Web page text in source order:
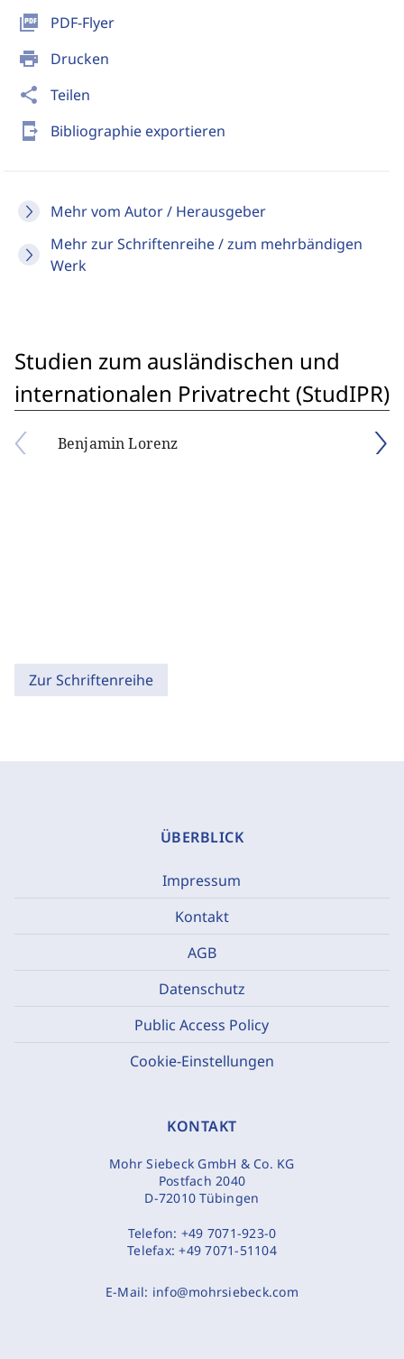
picture_as_pdf PDF-Flyer
print Drucken
share Teilen
send_to_mobile Bibliographie exportieren
Mehr vom Autor / Herausgeber
Mehr zur Schriftenreihe / zum mehrbändigen
Werk
Studien zum ausländischen und
internationalen Privatrecht (StudIPR)
Benjamin Lorenz
Zur Schriftenreihe
ÜBERBLICK
Impressum
Kontakt
AGB
Datenschutz
Public Access Policy
Cookie-Einstellungen
KONTAKT
Mohr Siebeck GmbH & Co. KG
Postfach 2040
D-72010 Tübingen
Telefon: +49 7071-923-0
Telefax:+49 7071-51104
E-Mail: info@mohrsiebeck.com